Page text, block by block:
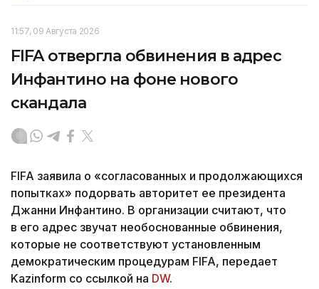
11:57, 09 Августа 2026
FIFA отвергла обвинения в адрес
Инфантино на фоне нового
скандала
FIFA заявила о «согласованных и продолжающихся
попытках» подорвать авторитет ее президента
Джанни Инфантино. В организации считают, что
в его адрес звучат необоснованные обвинения,
которые не соответствуют установленным
демократическим процедурам FIFA, передает
Kazinform со ссылкой на DW.